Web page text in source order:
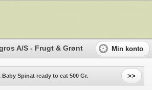
A/S - Frugt & Grønt Min konto
Baby Spinat ready to eat 500 Gr. >>